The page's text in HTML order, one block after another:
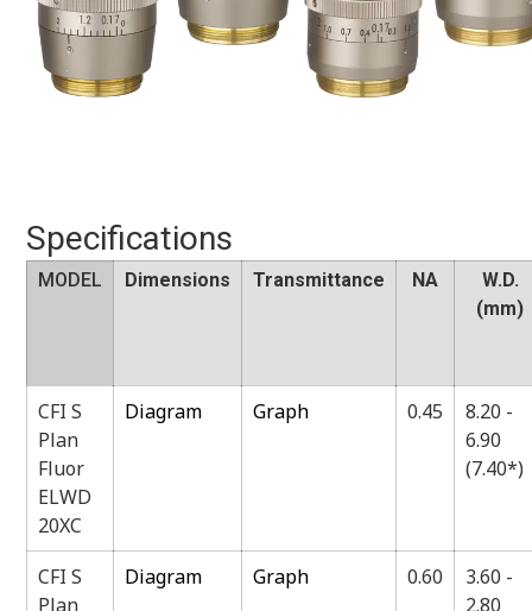
Specifications
MODEL Dimensions Transmittance NA
W.D.
(mm)
CFI S
Plan
Fluor
ELWD
20XC
Diagram Graph 0.45
8.20 -
6.90
(7.40*)
CFI S
Plan
Diagram Graph 0.60
3.60 -
2.80